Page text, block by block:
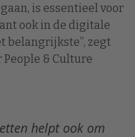
is essentieel voor
ook in de digitale
belangrijkste”, zegt
& Culture
helpt ook om